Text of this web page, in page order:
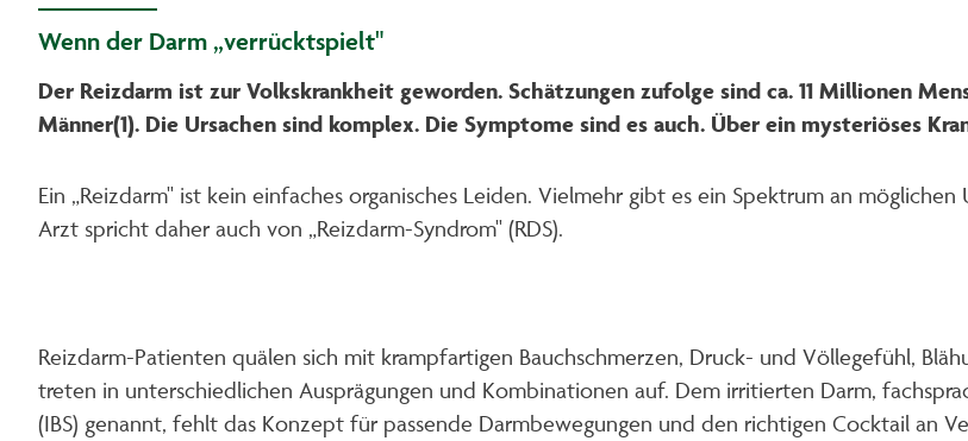
Wenn der Darm „verrücktspielt"
Der Reizdarm ist zur Volkskrankheit geworden. Schätzungen zufolge sind ca. 11 Millionen
Männer(1). Die Ursachen sind komplex. Die Symptome sind es auch. Über ein mysteriöses
Ein „Reizdarm" ist kein einfaches organisches Leiden. Vielmehr gibt es ein Spektrum an
Arzt spricht daher auch von „Reizdarm-Syndrom" (RDS).
Reizdarm-Patienten quälen sich mit krampfartigen Bauchschmerzen, Druck- und Völlegefühl,
treten in unterschiedlichen Ausprägungen und Kombinationen auf. Dem irritierten Darm,
(IBS) genannt, fehlt das Konzept für passende Darmbewegungen und den richtigen Cocktail an